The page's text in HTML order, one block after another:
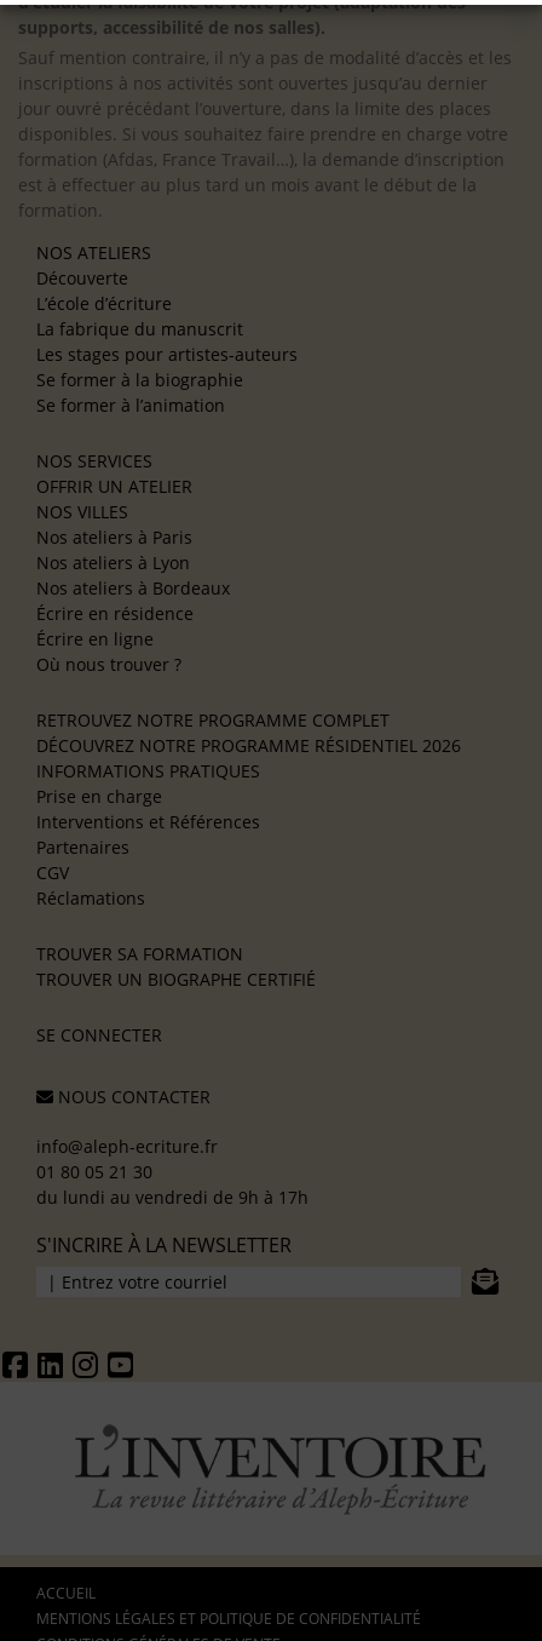
supports, accessibilité de nos salles).
Sauf mention contraire, il n’y a pas de modalité d’accès et les
inscriptions à nos activités sont ouvertes jusqu’au dernier
jour ouvré précédant l’ouverture, dans la limite des places
disponibles. Si vous souhaitez faire prendre en charge votre
formation (Afdas, France Travail…), la demande d’inscription
est à effectuer au plus tard un mois avant le début de la
formation.
NOS ATELIERS
Découverte
L’école d’écriture
La fabrique du manuscrit
Les stages pour artistes-auteurs
Se former à la biographie
Se former à l’animation
NOS SERVICES
OFFRIR UN ATELIER
NOS VILLES
Nos ateliers à Paris
Nos ateliers à Lyon
Nos ateliers à Bordeaux
Écrire en résidence
Écrire en ligne
Où nous trouver ?
RETROUVEZ NOTRE PROGRAMME COMPLET
DÉCOUVREZ NOTRE PROGRAMME RÉSIDENTIEL 2026
INFORMATIONS PRATIQUES
Prise en charge
Interventions et Références
Partenaires
CGV
Réclamations
TROUVER SA FORMATION
TROUVER UN BIOGRAPHE CERTIFIÉ
SE CONNECTER
NOUS CONTACTER
info@aleph-ecriture.fr
01 80 05 21 30
du lundi au vendredi de 9h à 17h
S'INCRIRE À LA NEWSLETTER
ACCUEIL
MENTIONS LÉGALES ET POLITIQUE DE CONFIDENTIALITÉ